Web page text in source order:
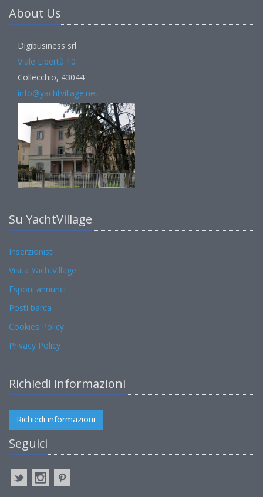
About Us
Digibusiness srl
Viale Libertà 10
Collecchio, 43044
info@yachtvillage.net
Su YachtVillage
Inserzionisti
Visita YachtVillage
Esponi annunci
Posti barca
Cookies Policy
Privacy Policy
Richiedi informazioni
Richiedi informazioni
Seguici